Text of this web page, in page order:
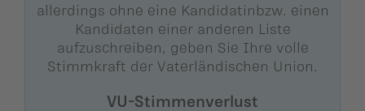
allerdings ohne eine Kandidatinbzw. einen
Kandidaten einer anderen Liste
aufzuschreiben, geben Sie Ihre volle
Stimmkraft der Vaterländischen Union.
VU-Stimmenverlust